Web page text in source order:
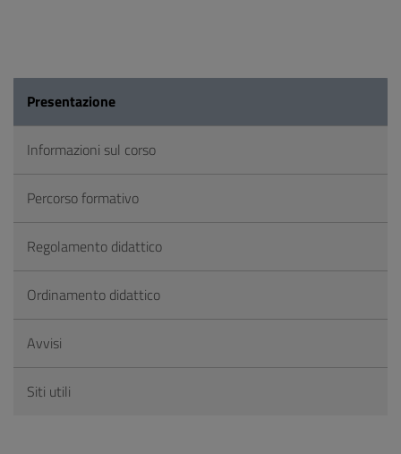
Presentazione
Informazioni sul corso
Percorso formativo
Regolamento didattico
Ordinamento didattico
Avvisi
Siti utili